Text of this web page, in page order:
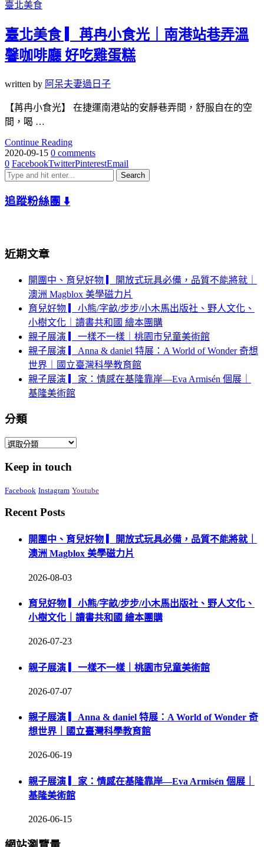
臺北美食
臺北美食 ▎苒冉小食光｜南港站巷弄溫
馨咖啡廳 好吃雞蛋糕
written by 阿呆夫妻過日子
【苒冉小食光】 在捷運南港站的安靜巷弄間，舒服自在的空
間，喝 …
Continue Reading
2020-09-15 0 comments
0 FacebookTwitterPinterestEmail
追蹤粉絲團 ⬇️
近期文章
開團中、育兒好物 ▎開放式玩具必備，品質不能將就｜
澳洲 Magblox 美學磁力片
育兒好物 ▎小熊/字畝/步步/小木馬出版社、野人文化、
小樹文化｜讀書共和國 繪本團購
親子展演 ▎一樣不一樣｜桃園市兒童美術館
親子展演 ▎Anna & daniel 特展：A World of Wonder 奇想
世界｜國立臺灣科學教育館
親子展演 ▎家：情感在基隆靠岸—Eva Armisén 個展｜
基隆美術館
分類
分
Keep in touch
Facebook Instagram Youtube
Recent Posts
開團中、育兒好物 ▎開放式玩具必備，品質不能將就｜
澳洲 Magblox 美學磁力片
2026-08-03
育兒好物 ▎小熊/字畝/步步/小木馬出版社、野人文化、
小樹文化｜讀書共和國 繪本團購
2026-07-23
親子展演 ▎一樣不一樣｜桃園市兒童美術館
2026-07-07
親子展演 ▎Anna & daniel 特展：A World of Wonder 奇
想世界｜國立臺灣科學教育館
2026-06-19
親子展演 ▎家：情感在基隆靠岸—Eva Armisén 個展｜
基隆美術館
2026-06-15